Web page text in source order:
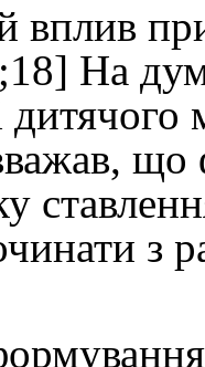
вплив
На
з